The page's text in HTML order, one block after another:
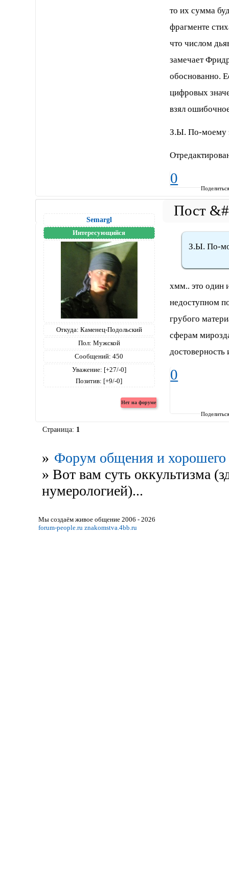
то их сумма
фрагменте
что числом
замечает
обоснованно.
цифровых
взял
З.Ы. По-моему
0
Semargl
Интересующийся
Откуда: Каменец-Подольский
Пол: Мужской
Сообщений: 450
Уважение: [+27/-0]
Позитив: [+9/-0]
З.Ы. По-
хмм.. это один
недоступном
грубого
сферам
достоверность
0
Страница: 1
» Форум общения и хорошего
» Вот вам суть оккультизма
нумерологией)...
Мы создаём живое общение 2006 - 2026
forum-people.ru znakomstva.4bb.ru